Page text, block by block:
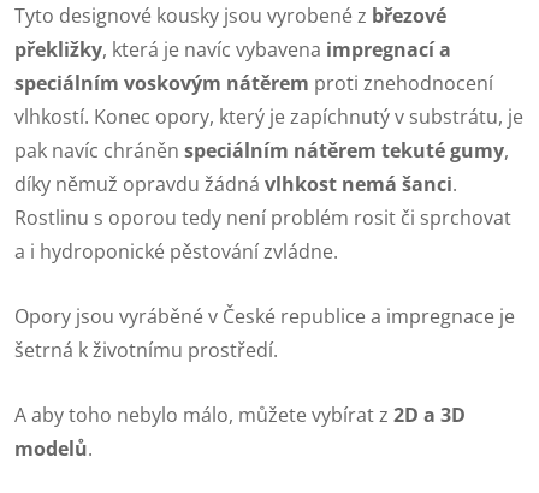
Tyto designové kousky jsou vyrobené z březové
překližky, která je navíc vybavena impregnací a
speciálním voskovým nátěrem proti znehodnocení
vlhkostí. Konec opory, který je zapíchnutý v substrátu, je
pak navíc chráněn speciálním nátěrem tekuté gumy,
díky němuž opravdu žádná vlhkost nemá šanci.
Rostlinu s oporou tedy není problém rosit či sprchovat
a i hydroponické pěstování zvládne.
Opory jsou vyráběné v České republice a impregnace je
šetrná k životnímu prostředí.
A aby toho nebylo málo, můžete vybírat z 2D a 3D
modelů.